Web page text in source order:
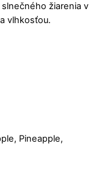
žiarenia v
vlhkosťou.
Pineapple,